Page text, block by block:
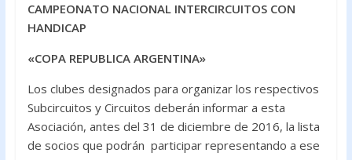
CAMPEONATO NACIONAL INTERCIRCUITOS CON
HANDICAP
«COPA REPUBLICA ARGENTINA»
Los clubes designados para organizar los respectivos
Subcircuitos y Circuitos deberán informar a esta
Asociación, antes del 31 de diciembre de 2016, la lista
de socios que podrán participar representando a ese